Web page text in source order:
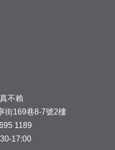
不賴
街169巷8-7號2樓
1189
17:00